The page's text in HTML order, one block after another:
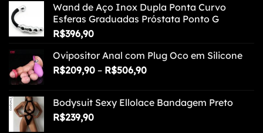
Wand de Aço Inox Dupla Ponta Curvo
Esferas Graduadas Próstata Ponto G
R$396,90
Ovipositor Anal com Plug Oco em Silicone
R$209,90 – R$506,90Faixa
R$209,90
Bodysuit Sexy Ellolace Bandagem Preto
R$239,90